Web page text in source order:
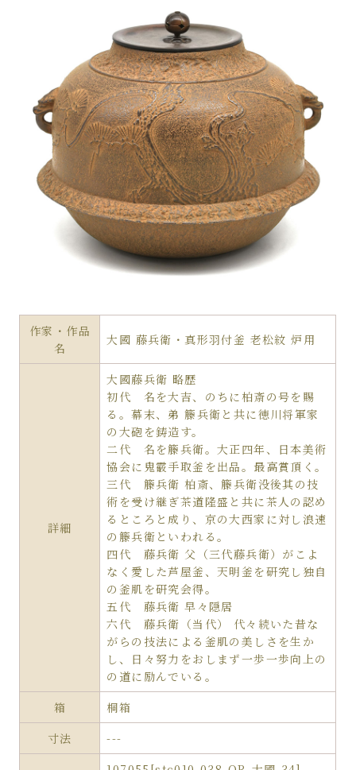
作家・作品
名
大國 藤兵衛・真形羽付釜 老松紋 炉用
詳細
大國藤兵衛 略歴
初代 名を大吉、のちに柏斎の号を賜
る。幕末、弟 籐兵衛と共に徳川将軍家
の大砲を鋳造す。
二代 名を籐兵衛。大正四年、日本美術
協会に鬼霰手取釜を出品。最高賞頂く。
三代 籐兵衛 柏斎、籐兵衛没後其の技
術を受け継ぎ茶道隆盛と共に茶人の認め
るところと成り、京の大西家に対し浪速
の籐兵衛といわれる。
四代 藤兵衛 父（三代藤兵衛）がこよ
なく愛した芦屋釜、天明釜を研究し独自
の釜肌を研究会得。
五代 藤兵衛 早々隠居
六代 藤兵衛（当代） 代々続いた昔な
がらの技法による釜肌の美しさを生か
し、日々努力をおしまず一歩一歩向上の
の道に励んでいる。
箱
桐箱
寸法
---